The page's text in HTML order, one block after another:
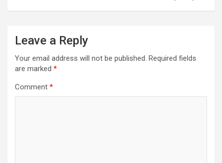
Leave a Reply
Your email address will not be published. Required fields
are marked *
Comment *